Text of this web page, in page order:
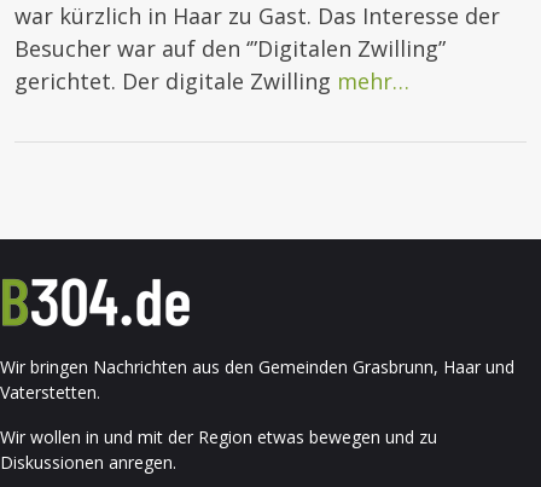
war kürzlich in Haar zu Gast. Das Interesse der
Besucher war auf den ‘”Digitalen Zwilling”
gerichtet. Der digitale Zwilling mehr…
Wir bringen Nachrichten aus den Gemeinden Grasbrunn, Haar und
Vaterstetten.
Wir wollen in und mit der Region etwas bewegen und zu
Diskussionen anregen.